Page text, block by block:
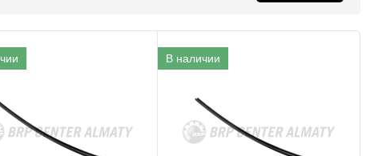
В наличии